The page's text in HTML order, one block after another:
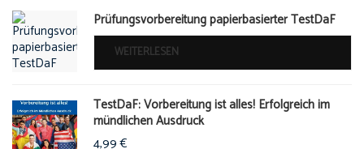
Prüfungsvorbereitung papierbasierter TestDaF
WEITERLESEN
TestDaF: Vorbereitung ist alles! Erfolgreich im
mündlichen Ausdruck
4,99€